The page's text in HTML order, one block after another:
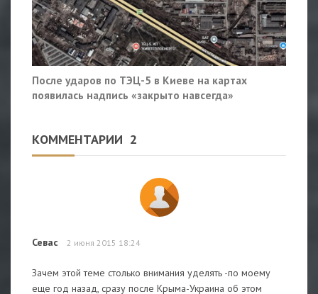
После ударов по ТЭЦ-5 в Киеве на картах
появилась надпись «закрыто навсегда»
КОММЕНТАРИИ 2
Севас 2 июня 2015 18:24
Зачем этой теме столько внимания уделять -по моему
еще год назад, сразу после Крыма-Украина об этом